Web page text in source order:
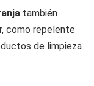
también
como repelente
de limpieza